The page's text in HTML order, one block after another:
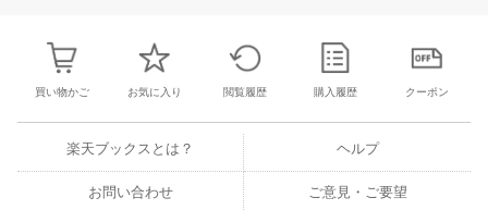
買い物かご お気に入り 閲覧履歴 購入履歴 クーポン
楽天ブックスとは？ ヘルプ
お問い合わせ ご意見・ご要望